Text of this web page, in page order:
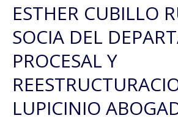
ESTHER CUBILLO
SOCIA DEL
PROCESAL Y
LUPICINIO